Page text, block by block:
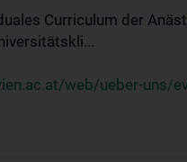
Curriculum der
web/ueber-uns/